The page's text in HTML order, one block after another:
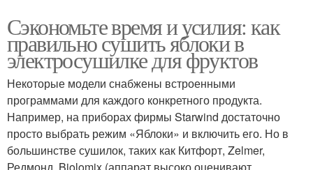
Сэкономьте время и усилия: как
правильно сушить яблоки в
электросушилке для фруктов
Некоторые модели снабжены встроенными
программами для каждого конкретного продукта.
Например, на приборах фирмы Starwind достаточно
просто выбрать режим «Яблоки» и включить его. Но в
большинстве сушилок, таких как Китфорт, Zelmer,
Редмонд, Biolomix (аппарат высоко оценивают